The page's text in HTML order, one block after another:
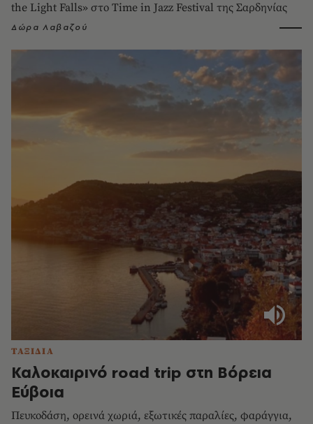
the Light Falls» στο Time in Jazz Festival της Σαρδηνίας
Δώρα Λαβαζού
ΤΑΞΙΔΙΑ
Καλοκαιρινό road trip στη Βόρεια
Εύβοια
Πευκοδάση, ορεινά χωριά, εξωτικές παραλίες, φαράγγια,